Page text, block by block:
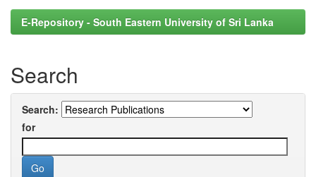
E-Repository - South Eastern University of Sri Lanka
Search
Search:
for